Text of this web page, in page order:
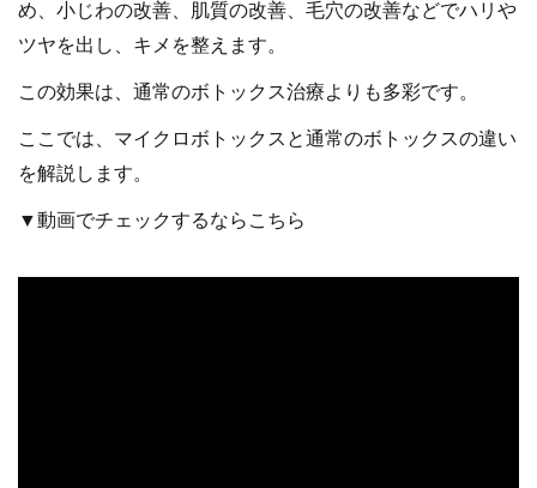
め、小じわの改善、肌質の改善、毛穴の改善などでハリや
ツヤを出し、キメを整えます。
この効果は、通常のボトックス治療よりも多彩です。
ここでは、マイクロボトックスと通常のボトックスの違い
を解説します。
▼動画でチェックするならこちら